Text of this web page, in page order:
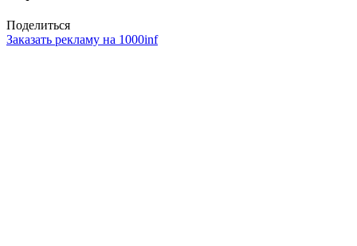
Поделиться
Заказать рекламу на 1000inf